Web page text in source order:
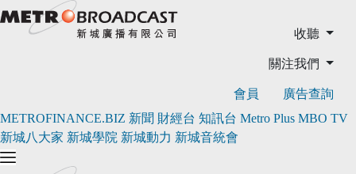
收聽
關注我們
會員
廣告查詢
METROFINANCE.BIZ 新聞 財經台 知訊台 Metro Plus MBO TV
新城八大家 新城學院 新城動力 新城音統會